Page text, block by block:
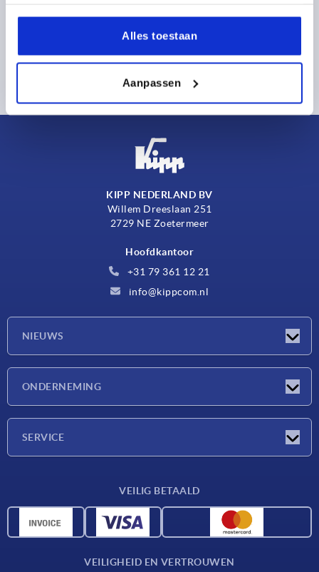
Alles toestaan
Aanpassen
vanaf0,27 €
KIPP NEDERLAND BV
Willem Dreeslaan 251
2729 NE Zoetermeer
Hoofdkantoor
+31 79 361 12 21
info@kippcom.nl
NIEUWS
ONDERNEMING
SERVICE
CAD-gegevens
VEILIG BETAALD
VEILIGHEID EN VERTROUWEN